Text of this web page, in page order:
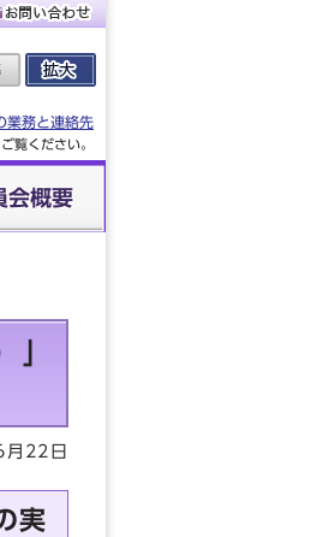
業務と連絡先
覧ください。
会概要
」
22日
実